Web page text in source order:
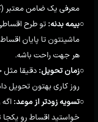
معرفی یک ضامن معتبر
○بیمه بدنه: تو طرح
ماشینتون تا پایان
هر جهت راحت باشه.
○زمان تحویل:
روز کاری بهتون تحویل
○تسویه زودتر از موعد:
خواستید اقساط رو